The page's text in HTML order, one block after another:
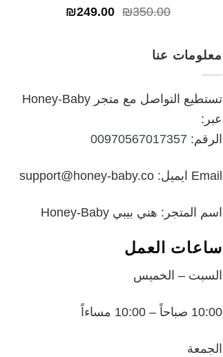
₪350.00
السعر ₪249.00
السعر
معلومات عنا
تستطيع التواصل مع متجر Honey-Baby
عبر:
الرقم: 00970567017357
Email ايميل: support@honey-baby.co
اسم المتجر: هني بيبي Honey-Baby
ساعات العمل
السبت – الخميس
10:00 صباحاً – 10:00 مساءاً
الجمعة